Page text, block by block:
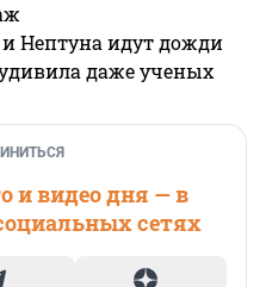
Нептуна идут дожди
даже ученых
и видео дня — в
сетях